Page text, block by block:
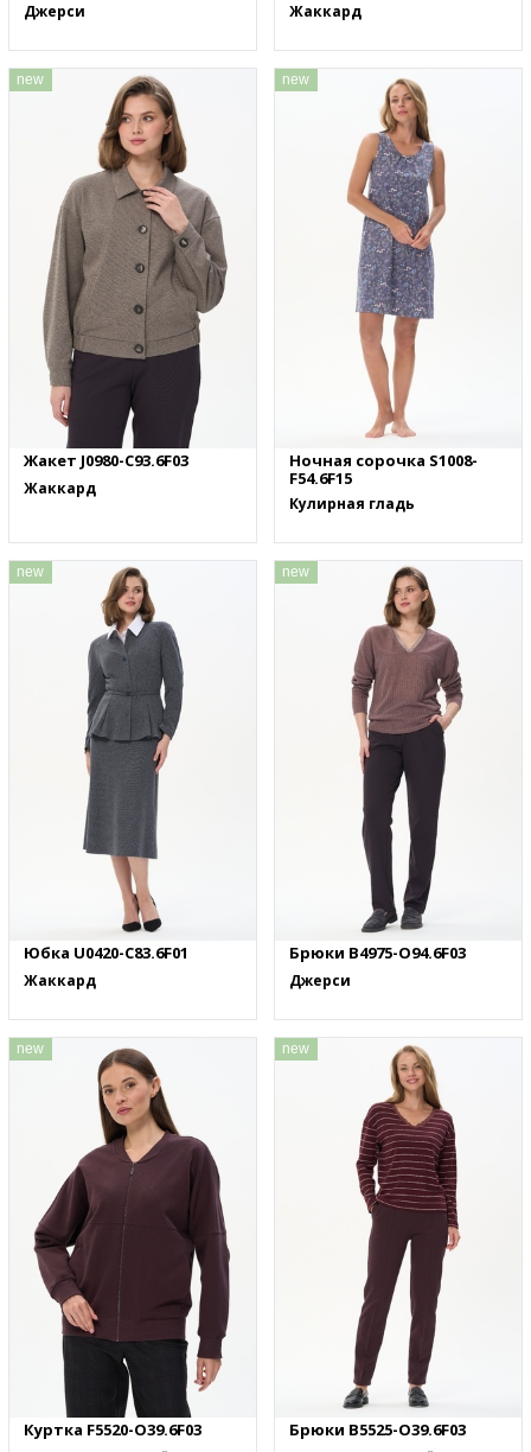
Джерси Жаккард
new
Жакет J0980-C93.6F03
Жаккард
new
Ночная сорочка S1008-
F54.6F15
Кулирная гладь
new
Юбка U0420-C83.6F01
Жаккард
new
Брюки B4975-O94.6F03
Джерси
new
Куртка F5520-O39.6F03
new
Брюки B5525-O39.6F03